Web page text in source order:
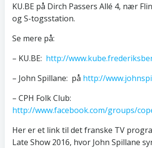
KU.BE på Dirch Passers Allé 4, nær
og S-togsstation.
Se mere på:
– KU.BE: http://
– John Spillane: på http://
– CPH Folk Club:
http://www.facebook.com/groups/
Her er et link til det franske TV
Late Show 2016, hvor John Spillane